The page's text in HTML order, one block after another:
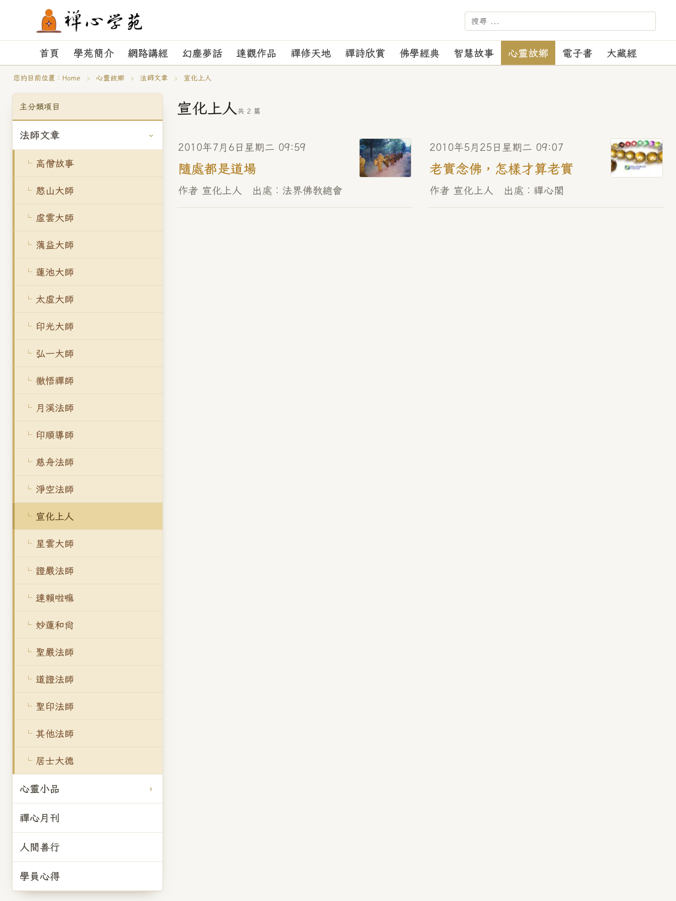
首頁 學苑簡介 網路講經 幻塵夢話 達觀作品 禪修天地 禪詩欣賞 佛學經典 智慧故事 心靈故鄉 電子書 大藏經
您的目前位置： Home › 心靈故鄉 › 法師文章 › 宣化上人
主分類項目
法師文章
高僧故事
憨山大師
虛雲大師
蕅益大師
蓮池大師
太虛大師
印光大師
弘一大師
徹悟禪師
月溪法師
印順導師
慈舟法師
淨空法師
宣化上人
星雲大師
證嚴法師
達賴啦嘛
妙蓮和尚
聖嚴法師
道證法師
聖印法師
其他法師
居士大德
心靈小品
禪心月刊
人間善行
學員心得
宣化上人共 2 篇
2010年7月6日星期二 09:59
隨處都是道場
作者 宣化上人 出處︰法界佛教總會
2010年5月25日星期二 09:07
老實念佛，怎樣才算老實
作者 宣化上人 出處︰禪心閣